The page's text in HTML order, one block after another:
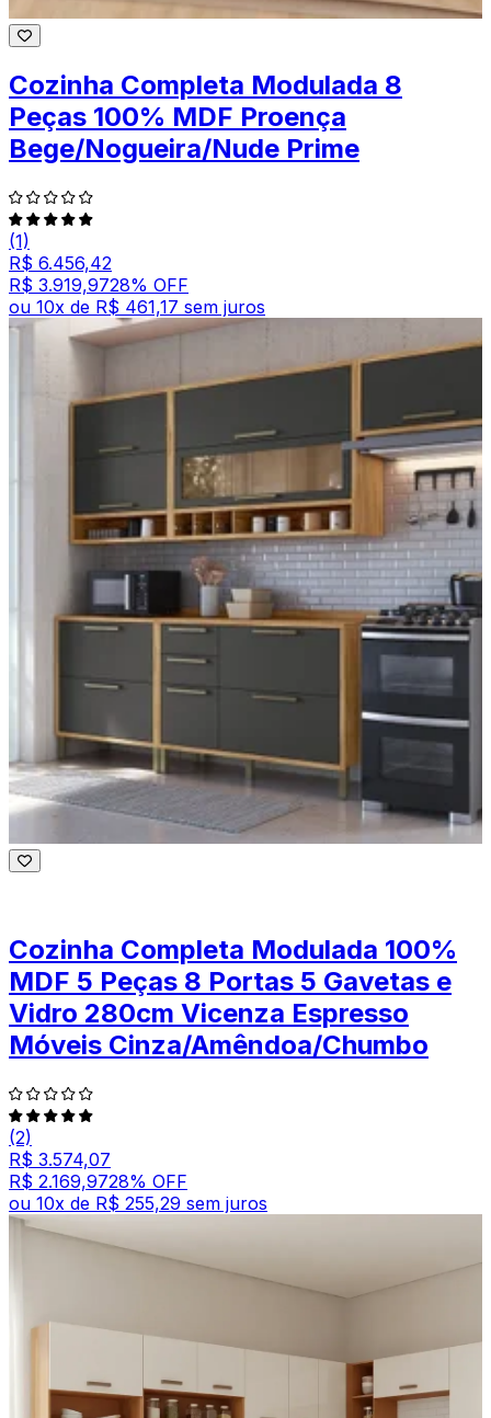
Cozinha Completa Modulada 8
Peças 100% MDF Proença
Bege/Nogueira/Nude Prime
(1)
R$ 6.456,42
R$ 3.919,9728% OFF
ou 10x de R$ 461,17 sem juros
Cozinha Completa Modulada 100%
MDF 5 Peças 8 Portas 5 Gavetas e
Vidro 280cm Vicenza Espresso
Móveis Cinza/Amêndoa/Chumbo
(2)
R$ 3.574,07
R$ 2.169,9728% OFF
ou 10x de R$ 255,29 sem juros